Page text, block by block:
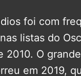
foi com
listas do
2010. O
em 2019,